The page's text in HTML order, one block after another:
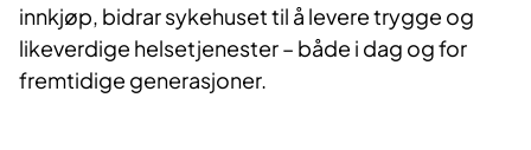
innkjøp, bidrar sykehuset til å levere trygge og
likeverdige helsetjenester – både i dag og for
fremtidige generasjoner.